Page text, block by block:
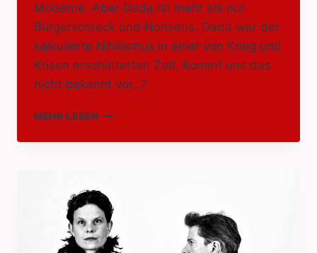
Moderne. Aber Dada ist mehr als nur
Bürgerschreck und Nonsens. Dada war der
kalkulierte Nihilismus in einer von Krieg und
Krisen erschütterten Zeit. Kommt uns das
nicht bekannt vor…?
MEHR LESEN DODO
UND
FÜNFJÄHRIGEN
JUBILÄUM
DER
GALERIE